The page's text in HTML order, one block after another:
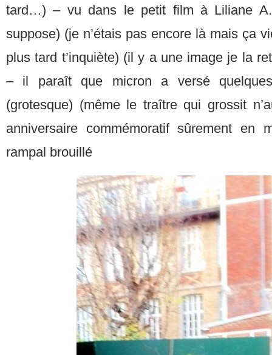
tard…) – vu dans le petit film à Liliane
suppose) (je n’étais pas encore là mais ça
plus tard t’inquiète) (il y a une image je la
– il paraît que micron a versé quelques
(grotesque) (même le traître qui grossit
anniversaire commémoratif sûrement en
rampal brouillé